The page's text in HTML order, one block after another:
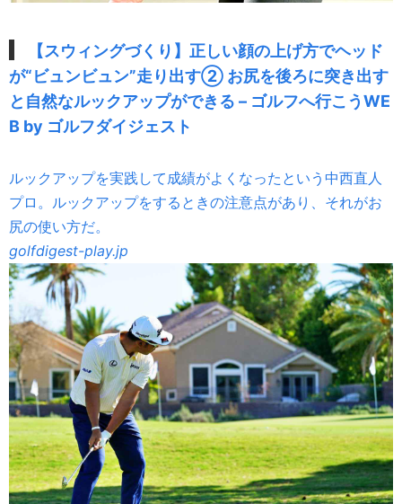
【スウィングづくり】正しい顔の上げ方でヘッド
が“ビュンビュン”走り出す② お尻を後ろに突き出す
と自然なルックアップができる – ゴルフへ行こうWE
B by ゴルフダイジェスト
ルックアップを実践して成績がよくなったという中西直人
プロ。ルックアップをするときの注意点があり、それがお
尻の使い方だ。
golfdigest-play.jp